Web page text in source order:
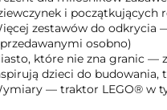
i początkujących
zestawów do odkrycia
osobno)
które nie zna granic —
dzieci do budowania,
— traktor LEGO® w